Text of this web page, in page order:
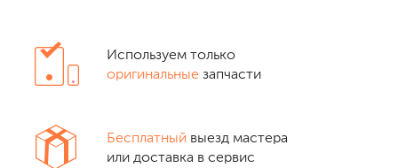
Используем только
оригинальные запчасти
Бесплатный выезд мастера
или доставка в сервис